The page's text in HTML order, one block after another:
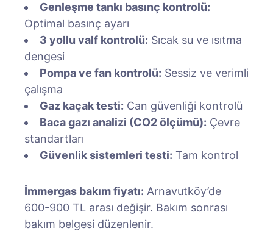
Genleşme tankı basınç kontrolü:
Optimal basınç ayarı
3 yollu valf kontrolü: Sıcak su ve ısıtma
dengesi
Pompa ve fan kontrolü: Sessiz ve verimli
çalışma
Gaz kaçak testi: Can güvenliği kontrolü
Baca gazı analizi (CO2 ölçümü): Çevre
standartları
Güvenlik sistemleri testi: Tam kontrol
İmmergas bakım fiyatı: Arnavutköy’de
600-900 TL arası değişir. Bakım sonrası
bakım belgesi düzenlenir.